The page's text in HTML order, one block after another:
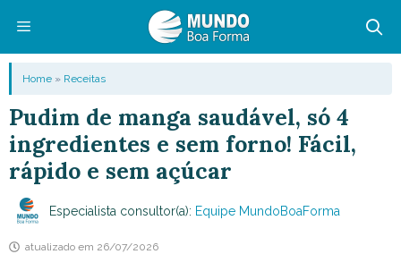
conteúdo
Menu
Home » Receitas
Pudim de manga saudável, só 4
ingredientes e sem forno! Fácil,
rápido e sem açúcar
Especialista consultor(a): Equipe MundoBoaForma
atualizado em 26/07/2026